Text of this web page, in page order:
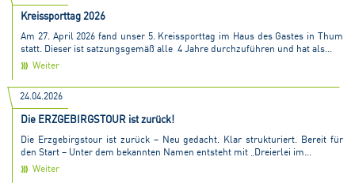
Kreissporttag 2026
Am 27. April 2026 fand unser 5. Kreissporttag im Haus des Gastes in Thum
statt. Dieser ist satzungsgemäß alle 4 Jahre durchzuführen und hat als...
Weiter
24.04.2026
Die ERZGEBIRGSTOUR ist zurück!
Die Erzgebirgstour ist zurück – Neu gedacht. Klar strukturiert. Bereit für
den Start – Unter dem bekannten Namen entsteht mit „Dreierlei im...
Weiter